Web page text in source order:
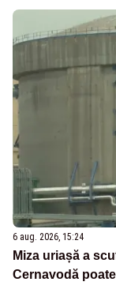
6 aug. 2026, 15:24
Miza uriașă a
Cernavodă